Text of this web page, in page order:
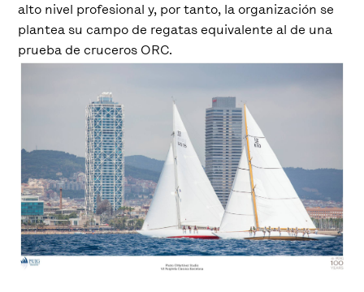
alto nivel profesional y, por tanto, la organización se
plantea su campo de regatas equivalente al de una
prueba de cruceros ORC.